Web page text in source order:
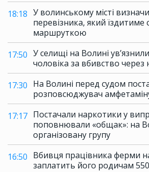
18:18 У волинському місті
перевізника, який їздитиме
маршруткою
17:50 У селищі на Волині
чоловіка за вбивство через
17:30 На Волині перед судом
розповсюджувач
17:17 Постачали наркотики у
поповнювали «общак»: на
організовану групу
16:50 Вбивця працівника ферми
заплатить його родичам